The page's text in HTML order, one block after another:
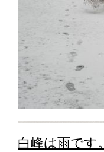
白峰は雨です。